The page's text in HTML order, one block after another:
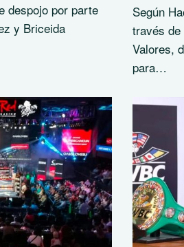
despojo por parte
y Briceida
Según
través
Valores,
para…